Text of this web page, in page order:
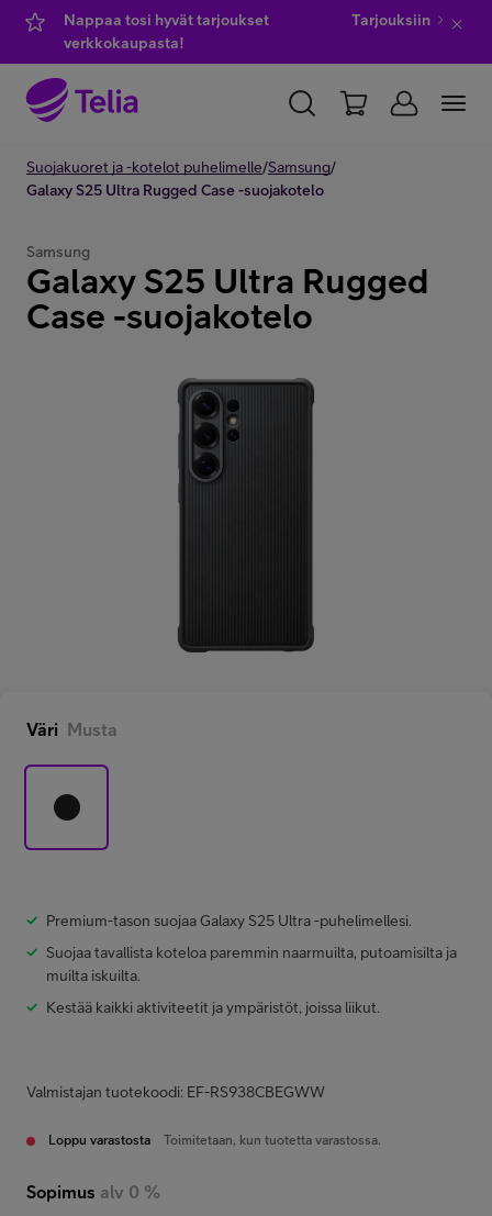
Nappaa tosi hyvät tarjoukset
verkkokaupasta!
Tarjouksiin
YKSITYISILLE YRITYKSILLE WHOLESALE
Kauppa
Suojakuoret ja -kotelot puhelimelle/Samsung/
Galaxy S25 Ultra Rugged Case -suojakotelo
Samsung
Galaxy S25 Ultra Rugged
Case -suojakotelo
Väri Musta
Premium-tason suojaa Galaxy S25 Ultra -puhelimellesi.
Suojaa tavallista koteloa paremmin naarmuilta, putoamisilta ja
muilta iskuilta.
Kestää kaikki aktiviteetit ja ympäristöt, joissa liikut.
Valmistajan tuotekoodi: EF-RS938CBEGWW
Loppu varastosta Toimitetaan, kun tuotetta varastossa.
Sopimus alv 0 %